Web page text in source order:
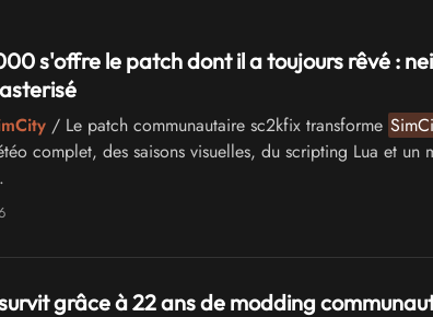
s'offre le patch dont il a toujours rêvé :
/ Le patch communautaire sc2kfix transforme
complet, des saisons visuelles, du scripting Lua et un
grâce à 22 ans de modding